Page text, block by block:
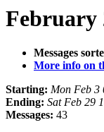
February
Messages
More info on
Starting: Mon Feb 3
Ending: Sat Feb 29
Messages: 43